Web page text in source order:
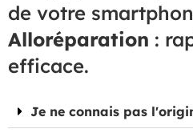
de votre
Alloréparation :
efficace.
Je ne connais pas